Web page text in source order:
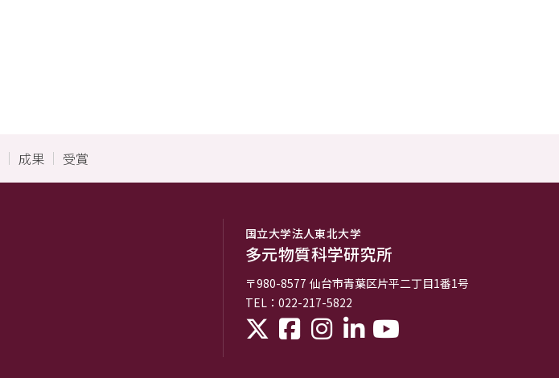
成果 受賞
国立大学法人東北大学
多元物質科学研究所
〒980-8577 仙台市青葉区片平二丁目1番1号
TEL：022-217-5822